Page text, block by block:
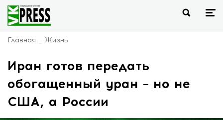
Главная Жизнь
Иран готов передать
обогащенный уран – но не
США, а России